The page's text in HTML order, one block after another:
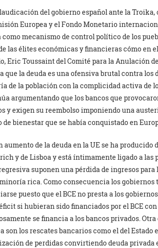
del gobierno español ante la
Europea y el Fondo Monetario
mecanismo de control político de los
las élites económicas y financieras cómo en
Eric Toussaint del Comité para la Anulación
que la deuda es una ofensiva brutal contra los
de la población con la complicidad activa de
argumentando que los bancos que
y exigen su reembolso imponiendo una
de bienestar que se había conquistado en
aumento de la deuda en la UE se ha producido
y de Lisboa y está íntimamente ligado a
suponen una pérdida de ingresos para
rica. Como consecuencia los
puesto que el BCE no presta a los
si hubieran sido financiados por el BCE
se financia a los bancos privados.
son los rescates bancarios como el del Estado
de perdidas convirtiendo deuda